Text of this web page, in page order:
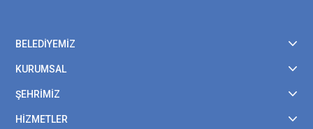
BELEDİYEMİZ
KURUMSAL
ŞEHRİMİZ
HİZMETLER